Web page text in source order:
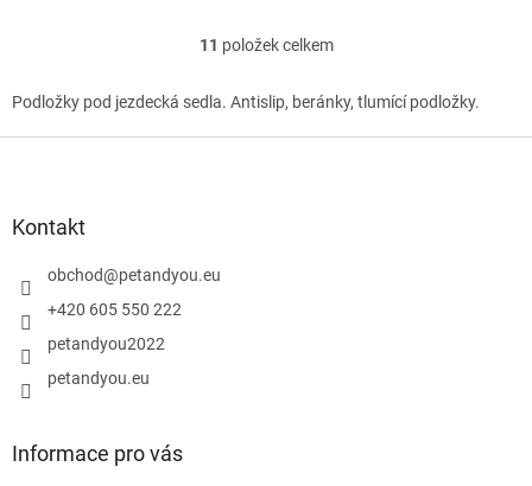
O
l
d
11 položek celkem
Podložky pod jezdecká sedla. Antislip, beránky, tlumící podložky.
Kontakt
obchod@petandyou.eu
+420 605 550 222
petandyou2022
petandyou.eu
Informace pro vás